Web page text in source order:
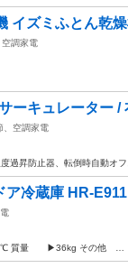
イズミふとん乾
空調家電
ーキュレーター /
、空調家電
過昇防止器、転倒時自動オフ
ア冷蔵庫 HR-
質量 ▶36kg その他 …